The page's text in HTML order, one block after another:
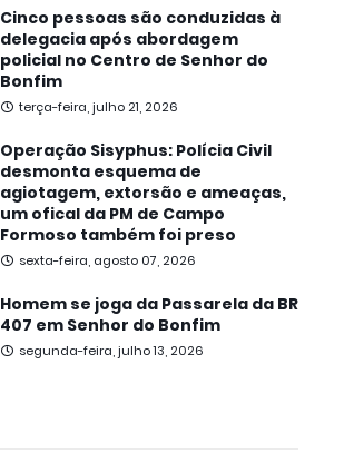
Cinco pessoas são conduzidas à
delegacia após abordagem
policial no Centro de Senhor do
Bonfim
terça-feira, julho 21, 2026
Operação Sisyphus: Polícia Civil
desmonta esquema de
agiotagem, extorsão e ameaças,
um ofical da PM de Campo
Formoso também foi preso
sexta-feira, agosto 07, 2026
Homem se joga da Passarela da BR
407 em Senhor do Bonfim
segunda-feira, julho 13, 2026